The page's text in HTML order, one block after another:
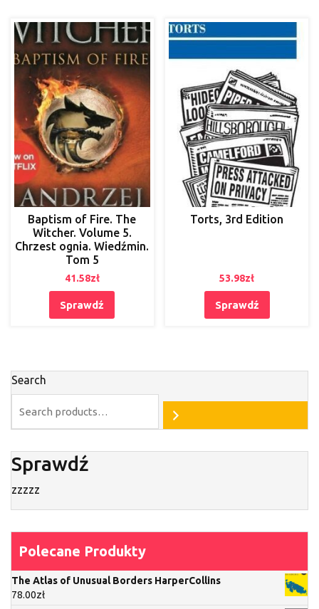
Baptism of Fire. The
Witcher. Volume 5.
Chrzest ognia. Wiedźmin.
Tom 5
41.58zł
Sprawdź
Torts, 3rd Edition
53.98zł
Sprawdź
Search
Sprawdź
zzzzz
Polecane Produkty
The Atlas of Unusual Borders HarperCollins
78.00zł